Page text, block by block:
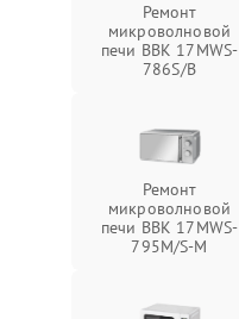
Ремонт
микроволновой
печи BBK 17MWS-
786S/B
Ремонт
микроволновой
печи BBK 17MWS-
795M/S-M